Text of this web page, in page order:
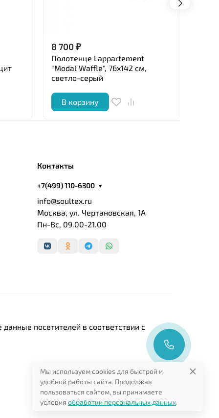
8 700₽
Полотенце Lappartement
"Modal Waffle", 76x142 см,
светло-серый
В корзину
Контакты
+7(499) 110-6300
info@soultex.ru
Москва, ул. Чертановская, 1А
Пн-Вс, 09.00-21.00
посетителей в соответствии с
Мы используем cookies для быстрой и
удобной работы сайта. Продолжая
пользоваться сайтом, вы принимаете
условия обработки персональных данных.